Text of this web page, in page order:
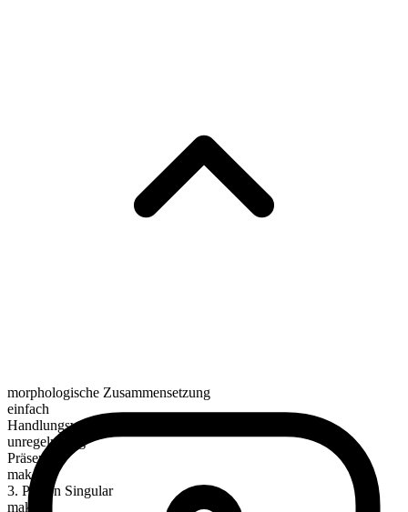
morphologische Zusammensetzung
einfach
Handlungsverb
unregelmäßig
Präsens
make
3. Person Singular
makes